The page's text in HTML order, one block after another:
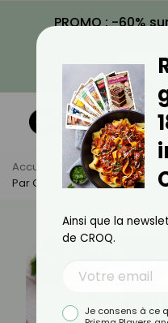
PROMO : -60%
Accueil Actus
Par Quoi Remplacer Une
Ainsi que la
de CROQ.
Je consens à ce